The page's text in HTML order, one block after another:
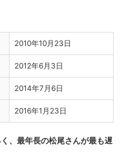
2010年10月23日
2012年6月3日
2014年7月6日
2016年1月23日
、最年長の松尾さんが最も遅